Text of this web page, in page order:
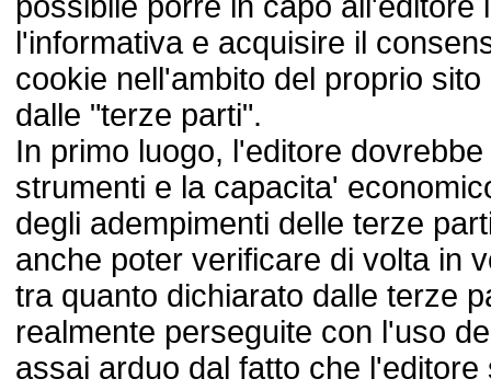
l'informativa e acquisire il
cookie nell'ambito del proprio
dalle "terze parti".
In primo luogo, l'editore
strumenti e la capacita'
degli adempimenti delle terze
anche poter verificare di volta in
tra quanto dichiarato dalle terze
realmente perseguite con l'uso
assai arduo dal fatto che